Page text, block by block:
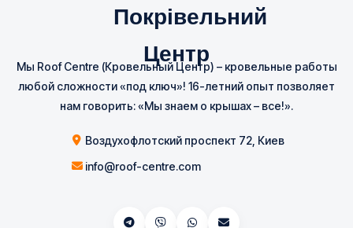
Мы Roof Centre (Кровельный Центр) – кровельные работы
любой сложности «под ключ»! 16-летний опыт позволяет
нам говорить: «Мы знаем о крышах – все!».
Воздухофлотский проспект 72, Киев
info@roof-centre.com